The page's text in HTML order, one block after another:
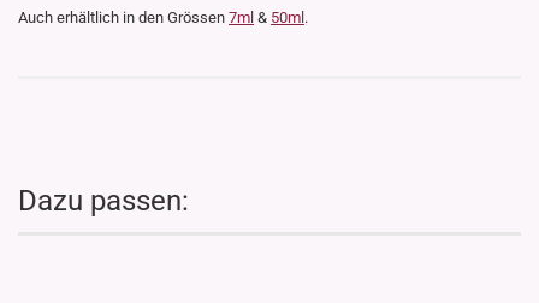
Auch erhältlich in den Grössen 7ml & 50ml .
Dazu passen: